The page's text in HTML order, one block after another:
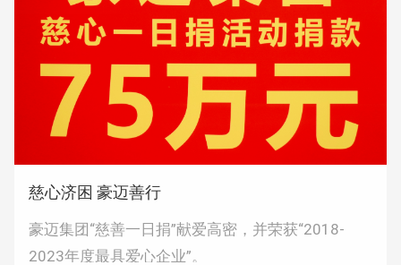
慈心济困 豪迈善行
豪迈集团“慈善一日捐”献爱高密，并荣获“2018-
2023年度最具爱心企业”。